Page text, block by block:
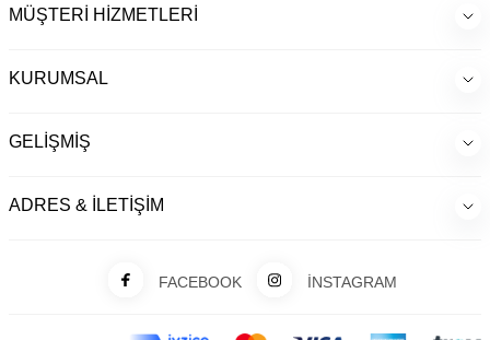
MÜŞTERI HIZMETLERI
KURUMSAL
GELIŞMIŞ
ADRES & İLETIŞIM
FACEBOOK İNSTAGRAM